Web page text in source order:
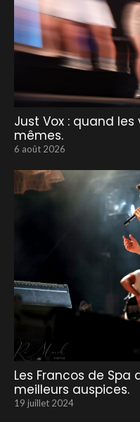
Just Vox : quand
mêmes.
6 août 2026
Les Francos de Spa
meilleurs auspices.
19 juillet 2024